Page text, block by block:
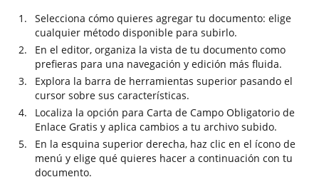
Selecciona cómo quieres agregar tu documento: elige
cualquier método disponible para subirlo.
En el editor, organiza la vista de tu documento como
prefieras para una navegación y edición más fluida.
Explora la barra de herramientas superior pasando el
cursor sobre sus características.
Localiza la opción para Carta de Campo Obligatorio de
Enlace Gratis y aplica cambios a tu archivo subido.
En la esquina superior derecha, haz clic en el ícono de
menú y elige qué quieres hacer a continuación con tu
documento.